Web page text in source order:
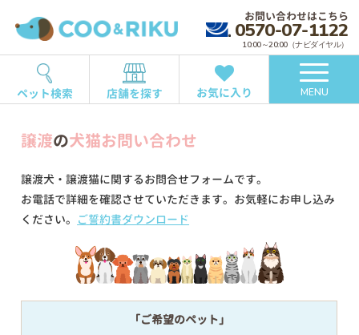
お問い合わせはこちら
0570-07-1122
10:00～20:00（ナビダイヤル）
ペット検索 店舗を探す お気に入り MENU
譲渡の犬猫お問い合わせ
譲渡犬・譲渡猫に関するお問合せフォームです。
お電話で詳細を確認させていただきます。お気軽にお申し込み
ください。 ご誓約書ダウンロード
「ご希望のペット」